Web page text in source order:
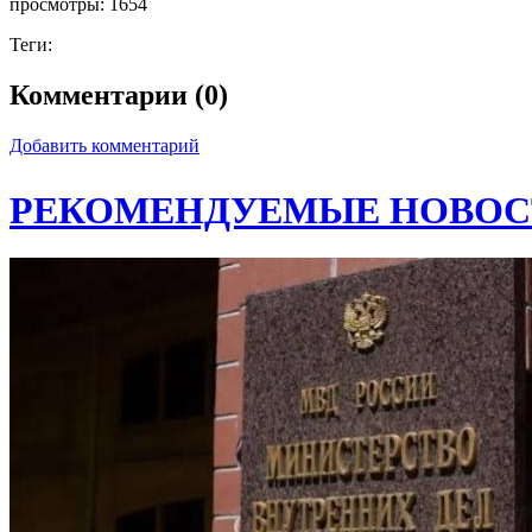
Теги:
Комментарии (0)
Добавить комментарий
РЕКОМЕНДУЕМЫЕ